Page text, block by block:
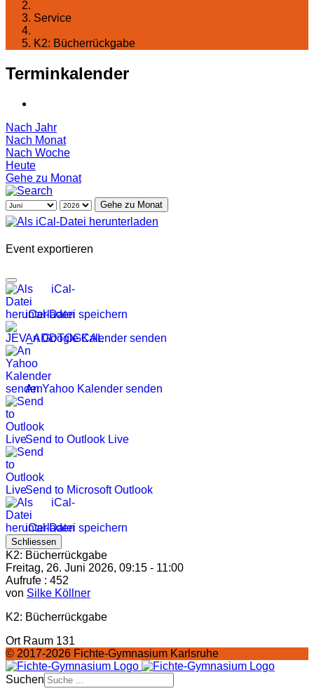
Service
K2: Bücherrückgabe
Terminkalender
Nach Jahr
Nach Monat
Nach Woche
Heute
Gehe zu Monat
Gehe zu Monat
Event exportieren
iCal-Datei speichern
An Google Kalender senden
An Yahoo Kalender senden
Send to Outlook Live
Send to Microsoft Outlook
iCal-Datei speichern
Schliessen
K2: Bücherrückgabe
Freitag, 26. Juni 2026, 09:15 - 11:00
Aufrufe : 452
von Silke Köllner
K2: Bücherrückgabe
Ort Raum 131
© 2017-2026 Fichte-Gymnasium Karlsruhe
Suchen